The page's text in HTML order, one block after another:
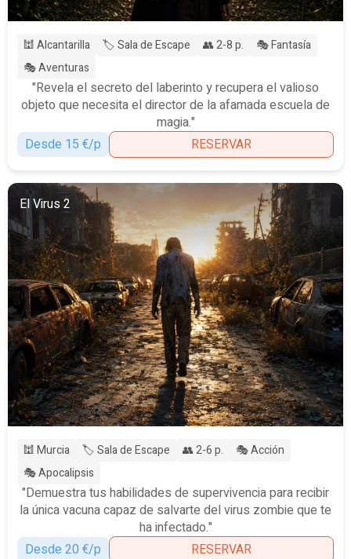
🕍 Alcantarilla 🏷️ Sala de Escape 👥 2-8 p.
🎭 Fantasía
🎭 Aventuras
"Revela el secreto del laberinto y recupera el valioso
objeto que necesita el director de la afamada escuela de
magia."
Desde 15 €/p
RESERVAR
El Virus 2
🕍 Murcia 🏷️ Sala de Escape 👥 2-6 p.
🎭 Acción
🎭 Apocalipsis
"Demuestra tus habilidades de supervivencia para recibir
la única vacuna capaz de salvarte del virus zombie que te
ha infectado."
Desde 20 €/p
RESERVAR